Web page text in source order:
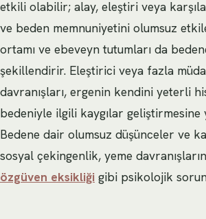
etkili olabilir; alay, eleştiri veya
ve beden memnuniyetini olumsuz
ortamı ve ebeveyn tutumları da
şekillendirir. Eleştirici veya fazla
davranışları, ergenin kendini yeterli
bedeniyle ilgili kaygılar geliştirmesine
Bedene dair olumsuz düşünceler ve
sosyal çekingenlik, yeme
özgüven eksikliği gibi psikolojik